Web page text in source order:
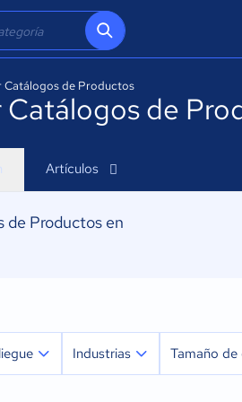
Catálogos de Productos
de
Artículos
de Productos en
Industrias Tamaño de